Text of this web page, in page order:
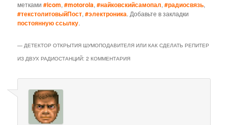
метками#icom,#motorola,#найковскийсамопал,#радиосвязь,
#текстолитовыйПост,#электроника. Добавьте в закладки
постоянную ссылку.
— ДЕТЕКТОР ОТКРЫТИЯ ШУМОПОДАВИТЕЛЯ ИЛИ КАК СДЕЛАТЬ РЕПИТЕР
ИЗ ДВУХ РАДИОСТАНЦИЙ: 2 КОММЕНТАРИЯ